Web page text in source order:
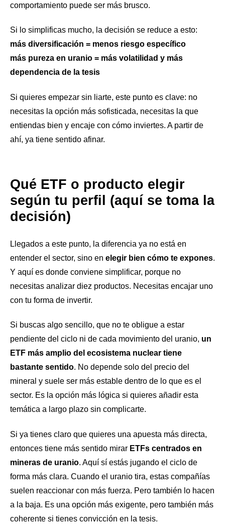
comportamiento puede ser más brusco.
Si lo simplificas mucho, la decisión se reduce a esto:
más diversificación = menos riesgo específico
más pureza en uranio = más volatilidad y más
dependencia de la tesis
Si quieres empezar sin liarte, este punto es clave: no
necesitas la opción más sofisticada, necesitas la que
entiendas bien y encaje con cómo inviertes. A partir de
ahí, ya tiene sentido afinar.
Qué ETF o producto elegir
según tu perfil (aquí se toma la
decisión)
Llegados a este punto, la diferencia ya no está en
entender el sector, sino en elegir bien cómo te expones.
Y aquí es donde conviene simplificar, porque no
necesitas analizar diez productos. Necesitas encajar uno
con tu forma de invertir.
Si buscas algo sencillo, que no te obligue a estar
pendiente del ciclo ni de cada movimiento del uranio, un
ETF más amplio del ecosistema nuclear tiene
bastante sentido. No depende solo del precio del
mineral y suele ser más estable dentro de lo que es el
sector. Es la opción más lógica si quieres añadir esta
temática a largo plazo sin complicarte.
Si ya tienes claro que quieres una apuesta más directa,
entonces tiene más sentido mirar ETFs centrados en
mineras de uranio. Aquí sí estás jugando el ciclo de
forma más clara. Cuando el uranio tira, estas compañías
suelen reaccionar con más fuerza. Pero también lo hacen
a la baja. Es una opción más exigente, pero también más
coherente si tienes convicción en la tesis.